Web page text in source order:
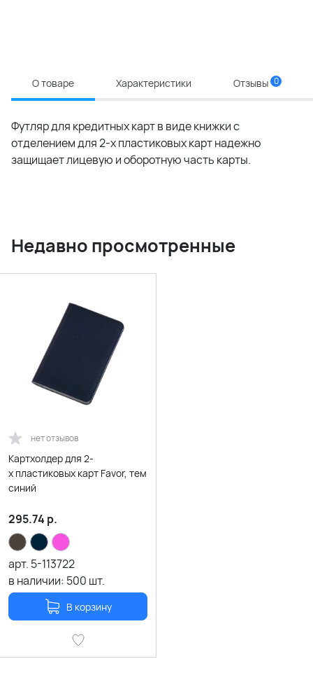
О товаре Характеристики Отзывы 0
Футляр для кредитных карт в виде книжки с
отделением для 2-х пластиковых карт надежно
защищает лицевую и оборотную часть карты.
Недавно просмотренные
нет отзывов
Картхолдер для 2-
х пластиковых карт Favor, темно-
синий
295.74 р.
арт. 5-113722
в наличии: 500 шт.
В корзину